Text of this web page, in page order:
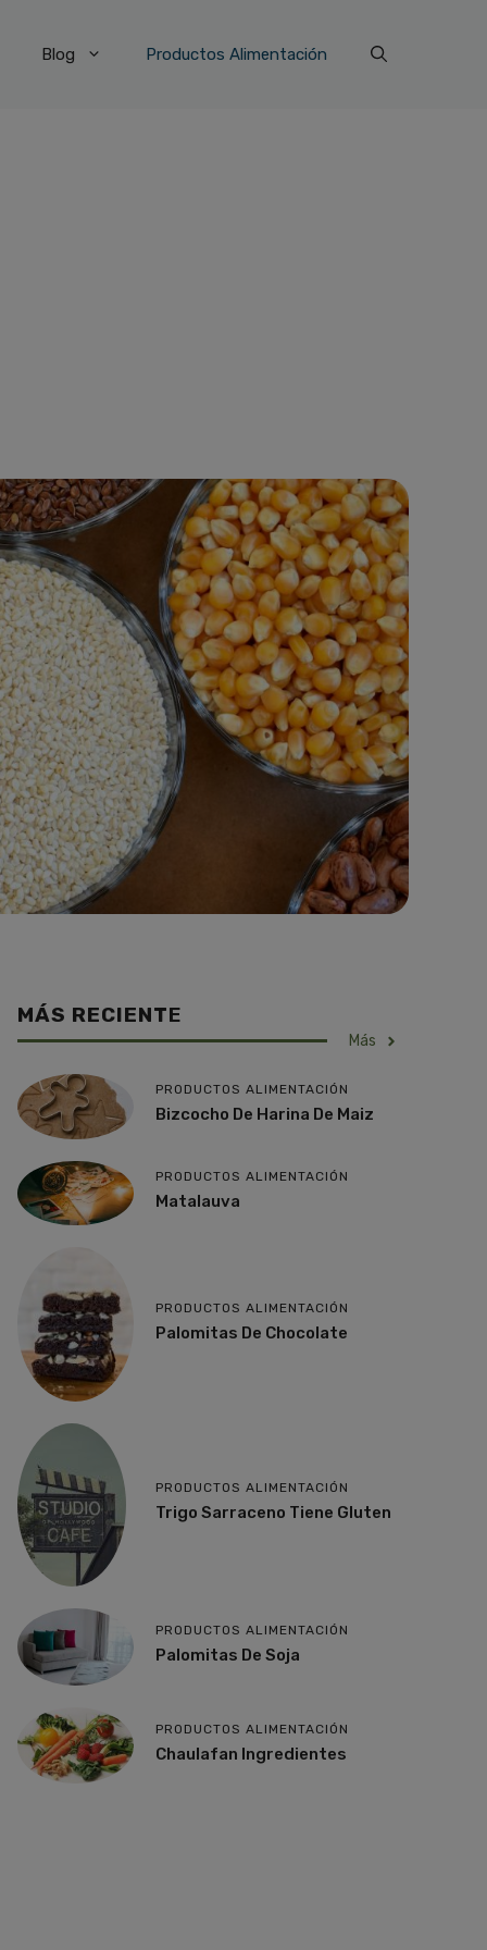
Blog Productos Alimentación
MÁS RECIENTE
Más
PRODUCTOS ALIMENTACIÓN
Bizcocho De Harina De Maiz
PRODUCTOS ALIMENTACIÓN
Matalauva
PRODUCTOS ALIMENTACIÓN
Palomitas De Chocolate
PRODUCTOS ALIMENTACIÓN
Trigo Sarraceno Tiene Gluten
PRODUCTOS ALIMENTACIÓN
Palomitas De Soja
PRODUCTOS ALIMENTACIÓN
Chaulafan Ingredientes